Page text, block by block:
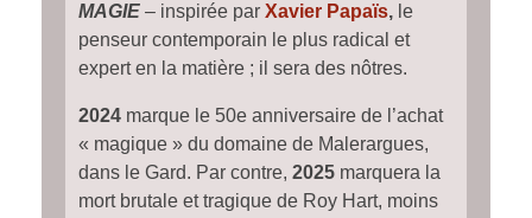
MAGIE – inspirée par Xavier Papaïs, le
penseur contemporain le plus radical et
expert en la matière ; il sera des nôtres.
2024 marque le 50e anniversaire de l’achat
« magique » du domaine de Malerargues,
dans le Gard. Par contre, 2025 marquera la
mort brutale et tragique de Roy Hart, moins